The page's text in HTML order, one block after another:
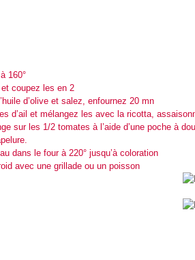
160°
coupez les en 2
d’olive et salez, enfournez 20 mn
d’ail et mélangez les avec la ricotta,
sur les 1/2 tomates à l’aide d’une poche à
dans le four à 220° jusqu’à coloration
avec une grillade ou un poisson